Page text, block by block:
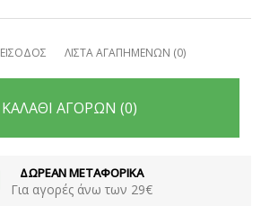
ΕΙΣΟΔΟΣ ΛΙΣΤΑ ΑΓΑΠΗΜΕΝΩΝ (0)
ΚΑΛΑΘΙ ΑΓΟΡΩΝ (0)
ΔΩΡΕΑΝ ΜΕΤΑΦΟΡΙΚΑ
Για αγορές άνω των 29€